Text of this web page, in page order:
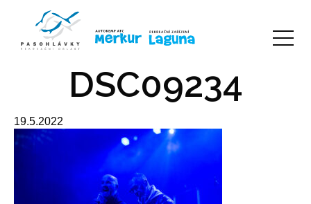
DSC09234
19.5.2022